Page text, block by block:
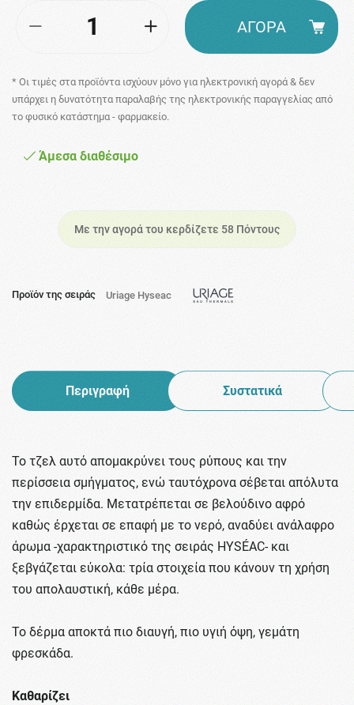
* Οι τιμές στα προϊόντα ισχύουν μόνο για ηλεκτρονική αγορά & δεν
υπάρχει η δυνατότητα παραλαβής της ηλεκτρονικής παραγγελίας από
το φυσικό κατάστημα - φαρμακείο.
Άμεσα διαθέσιμο
Με την αγορά του κερδίζετε 58 Πόντους
ΑΓΟΡΑ
Προϊόν της σειράς Uriage Hyseac
Περιγραφή Συστατικά
Το τζελ αυτό απομακρύνει τους ρύπους και την
περίσσεια σμήγματος, ενώ ταυτόχρονα σέβεται απόλυτα
την επιδερμίδα. Μετατρέπεται σε βελούδινο αφρό
καθώς έρχεται σε επαφή με το νερό, αναδύει ανάλαφρο
άρωμα -χαρακτηριστικό της σειράς HYSÉAC- και
ξεβγάζεται εύκολα: τρία στοιχεία που κάνουν τη χρήση
του απολαυστική, κάθε μέρα.
Το δέρμα αποκτά πιο διαυγή, πιο υγιή όψη, γεμάτη
φρεσκάδα.
Καθαρίζει